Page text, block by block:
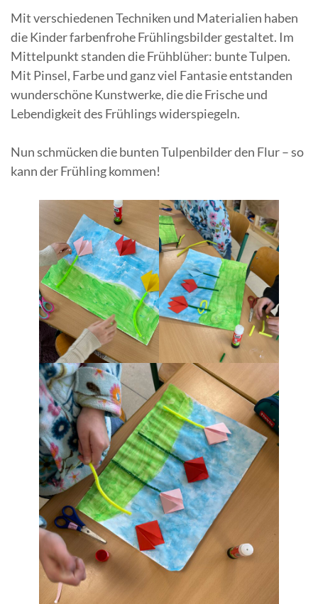
Mit verschiedenen Techniken und Materialien haben
die Kinder farbenfrohe Frühlingsbilder gestaltet. Im
Mittelpunkt standen die Frühblüher: bunte Tulpen.
Mit Pinsel, Farbe und ganz viel Fantasie entstanden
wunderschöne Kunstwerke, die die Frische und
Lebendigkeit des Frühlings widerspiegeln.
Nun schmücken die bunten Tulpenbilder den Flur – so
kann der Frühling kommen!